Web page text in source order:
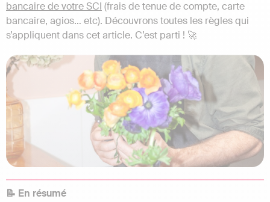
bancaire de votre SCI (frais de tenue de compte, carte
bancaire, agios… etc). Découvrons toutes les règles qui
s’appliquent dans cet article. C’est parti ! 🚀
📝 En résumé